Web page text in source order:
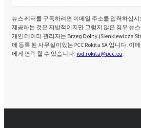
뉴스 레터를 구독하려면 이메일 주소를 입력하십
제공하는 것은 자발적이지만 그렇지 않은 경우 뉴
개인 데이터 관리자는 Brzeg Dolny (Sienkiewicza
에 등록 된 사무실이있는 PCC Rokita SA 입니다. 이
에게 연락 할 수 있습니다.iod.rokita@pcc.eu.